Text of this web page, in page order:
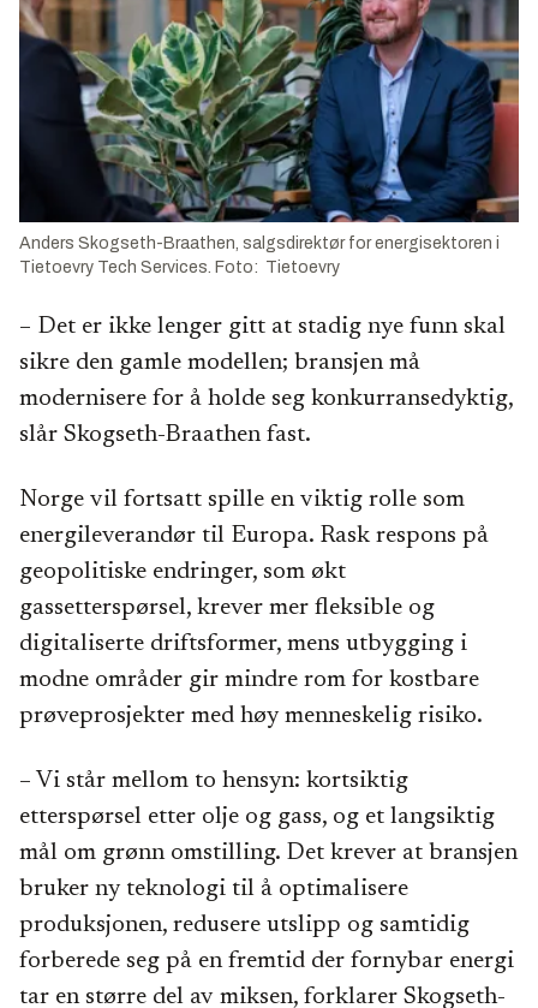
Anders Skogseth-Braathen, salgsdirektør for energisektoren i
Tietoevry Tech Services. Foto: Tietoevry
– Det er ikke lenger gitt at stadig nye funn skal
sikre den gamle modellen; bransjen må
modernisere for å holde seg konkurransedyktig,
slår Skogseth-Braathen fast.
Norge vil fortsatt spille en viktig rolle som
energileverandør til Europa. Rask respons på
geopolitiske endringer, som økt
gassetterspørsel, krever mer fleksible og
digitaliserte driftsformer, mens utbygging i
modne områder gir mindre rom for kostbare
prøveprosjekter med høy menneskelig risiko.
– Vi står mellom to hensyn: kortsiktig
etterspørsel etter olje og gass, og et langsiktig
mål om grønn omstilling. Det krever at bransjen
bruker ny teknologi til å optimalisere
produksjonen, redusere utslipp og samtidig
forberede seg på en fremtid der fornybar energi
tar en større del av miksen, forklarer Skogseth-